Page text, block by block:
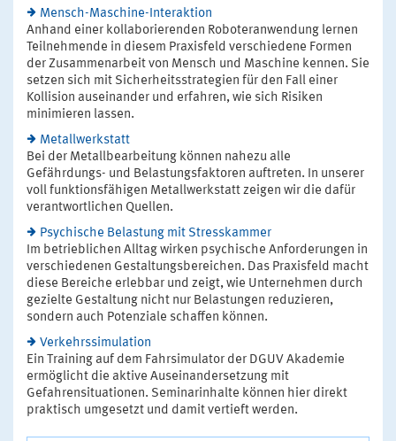
Mensch-Maschine-Interaktion
Anhand einer kollaborierenden Roboteranwendung lernen
Teilnehmende in diesem Praxisfeld verschiedene Formen
der Zusammenarbeit von Mensch und Maschine kennen. Sie
setzen sich mit Sicherheitsstrategien für den Fall einer
Kollision auseinander und erfahren, wie sich Risiken
minimieren lassen.
Metallwerkstatt
Bei der Metallbearbeitung können nahezu alle
Gefährdungs- und Belastungsfaktoren auftreten. In unserer
voll funktionsfähigen Metallwerkstatt zeigen wir die dafür
verantwortlichen Quellen.
Psychische Belastung mit Stresskammer
Im betrieblichen Alltag wirken psychische Anforderungen in
verschiedenen Gestaltungsbereichen. Das Praxisfeld macht
diese Bereiche erlebbar und zeigt, wie Unternehmen durch
gezielte Gestaltung nicht nur Belastungen reduzieren,
sondern auch Potenziale schaffen können.
Verkehrssimulation
Ein Training auf dem Fahrsimulator der DGUV Akademie
ermöglicht die aktive Auseinandersetzung mit
Gefahrensituationen. Seminarinhalte können hier direkt
praktisch umgesetzt und damit vertieft werden.